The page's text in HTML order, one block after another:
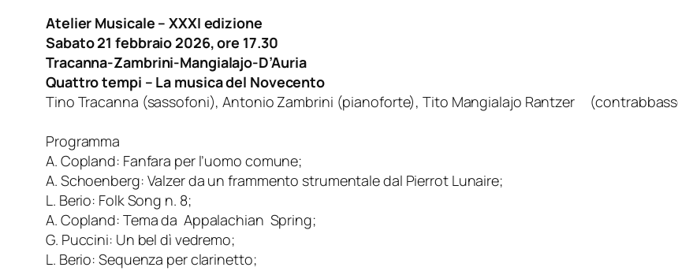
Atelier Musicale – XXXI edizione
Sabato 21 febbraio 2026, ore 17.30
Tracanna-Zambrini-Mangialajo-D’Auria
Quattro tempi – La musica del Novecento
Tino Tracanna (sassofoni), Antonio Zambrini (pianoforte), Tito Mangialajo Rantzer
Programma
A. Copland: Fanfara per l’uomo comune;
A. Schoenberg: Valzer da un frammento strumentale dal Pierrot Lunaire;
L. Berio: Folk Song n. 8;
A. Copland: Tema da Appalachian Spring;
G. Puccini: Un bel dì vedremo;
L. Berio: Sequenza per clarinetto;